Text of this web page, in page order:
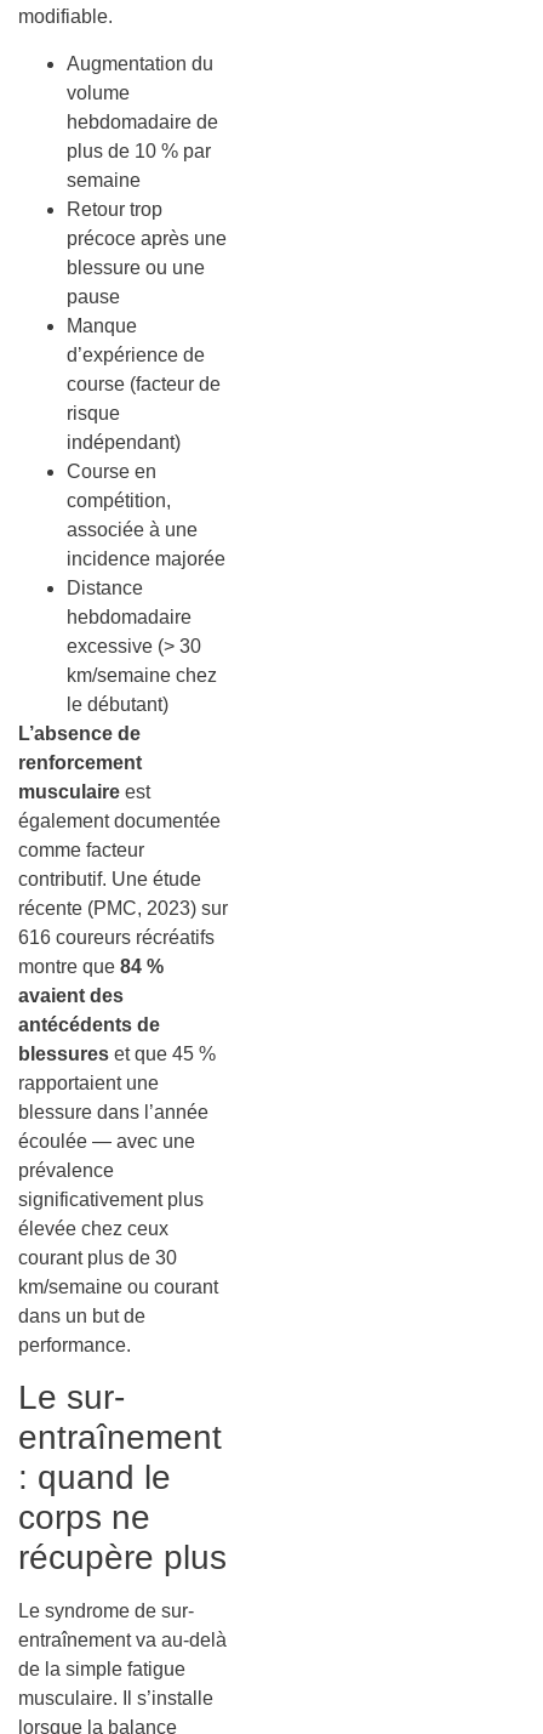
modifiable.
Augmentation du
volume
hebdomadaire de
plus de 10 % par
semaine
Retour trop
précoce après une
blessure ou une
pause
Manque
d’expérience de
course (facteur de
risque
indépendant)
Course en
compétition,
associée à une
incidence majorée
Distance
hebdomadaire
excessive (> 30
km/semaine chez
le débutant)
L’absence de
renforcement
musculaire est
également documentée
comme facteur
contributif. Une étude
récente (PMC, 2023) sur
616 coureurs récréatifs
montre que 84 %
avaient des
antécédents de
blessures et que 45 %
rapportaient une
blessure dans l’année
écoulée — avec une
prévalence
significativement plus
élevée chez ceux
courant plus de 30
km/semaine ou courant
dans un but de
performance.
Le sur-
entraînement
: quand le
corps ne
récupère plus
Le syndrome de sur-
entraînement va au-delà
de la simple fatigue
musculaire. Il s’installe
lorsque la balance